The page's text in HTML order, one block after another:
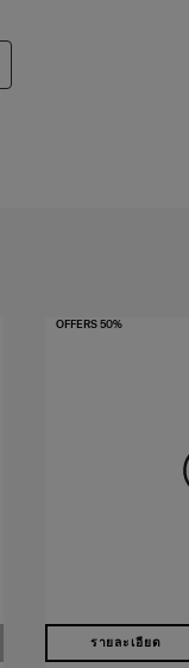
รายละเอียด
OFFERS 50%